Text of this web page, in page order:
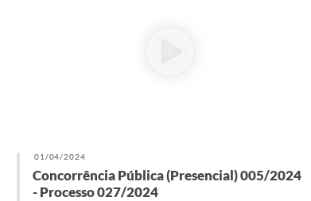
01/04/2024
Concorrência Pública (Presencial) 005/2024
- Processo 027/2024